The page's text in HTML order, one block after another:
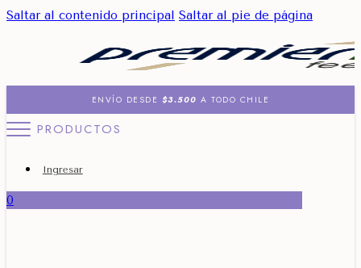
Saltar al contenido principal Saltar al pie de página
ENVÍO DESDE $3.500 A TODO CHILE
PRODUCTOS
Ingresar
0